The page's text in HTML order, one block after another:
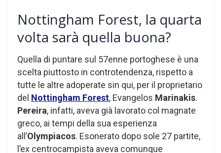
Nottingham Forest, la quarta
volta sarà quella buona?
Quella di puntare sul 57enne portoghese è una
scelta piuttosto in controtendenza, rispetto a
tutte le altre adoperate sin qui, per il proprietario
del Nottingham Forest, Evangelos Marinakis.
Pereira, infatti, aveva già lavorato col magnate
greco, ai tempi della sua esperienza
all’Olympiacos. Esonerato dopo sole 27 partite,
l’ex centrocampista aveva comunque